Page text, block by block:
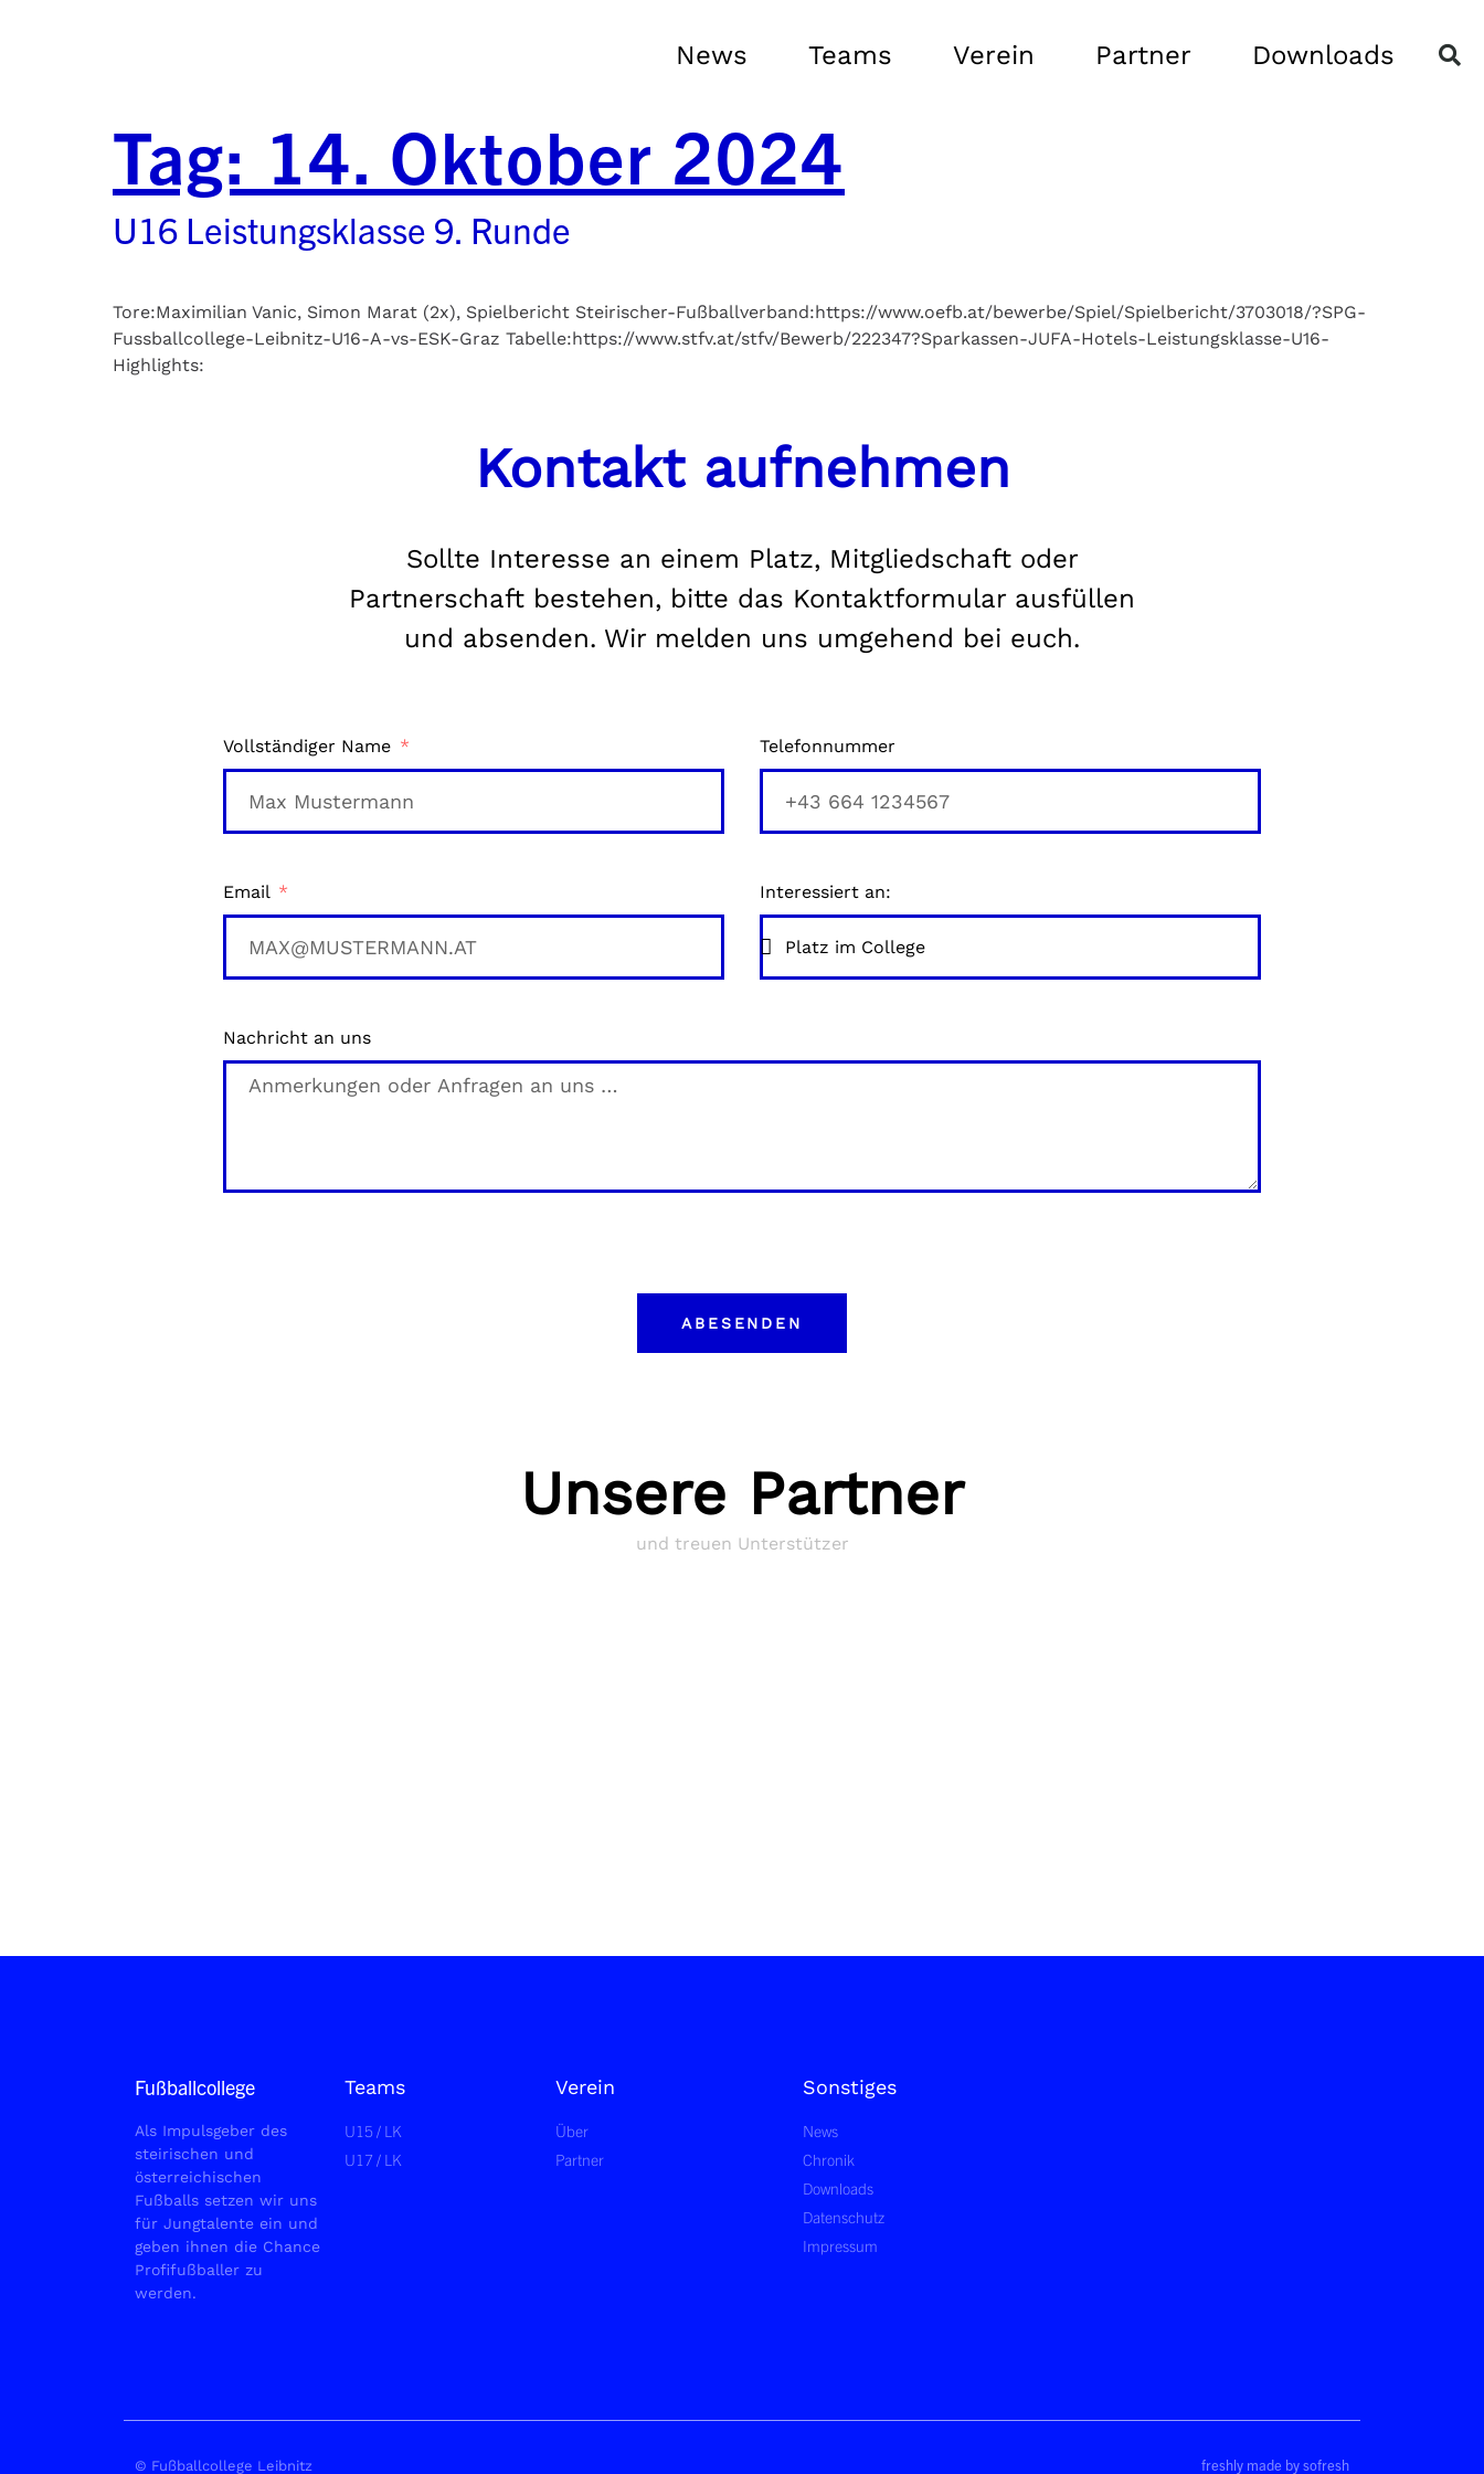
News Teams Verein Partner Downloads
Tag: 14. Oktober 2024
U16 Leistungsklasse 9. Runde
Tore:Maximilian Vanic, Simon Marat (2x), Spielbericht Steirischer-Fußballverband:https://www.oefb.at/bewerbe/Spiel/Spielbericht/3703018/?SPG-
Fussballcollege-Leibnitz-U16-A-vs-ESK-Graz Tabelle:https://www.stfv.at/stfv/Bewerb/222347?Sparkassen-JUFA-Hotels-Leistungsklasse-U16-
Highlights:
Kontakt aufnehmen
Sollte Interesse an einem Platz, Mitgliedschaft oder
Partnerschaft bestehen, bitte das Kontaktformular ausfüllen
und absenden. Wir melden uns umgehend bei euch.
Vollständiger Name Telefonnummer
Email Interessiert an:
Nachricht an uns
ABESENDEN
Unsere Partner
und treuen Unterstützer
Fußballcollege
Als Impulsgeber des
steirischen und
österreichischen
Fußballs setzen wir uns
für Jungtalente ein und
geben ihnen die Chance
Profifußballer zu
werden.
Teams
U15 / LK
U17 / LK
Verein
Über
Partner
Sonstiges
News
Chronik
Downloads
Datenschutz
Impressum
© Fußballcollege Leibnitz freshly made by sofresh